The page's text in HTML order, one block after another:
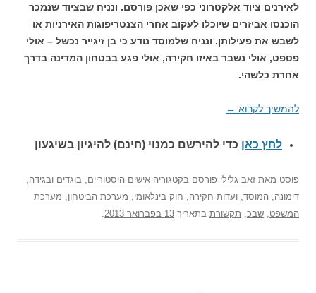
לאירנים ציוד אלקטרוני כפי שאכן פורסם. ונניח שבציוד שנמכר
הוכנסו אביזרים שיוכלו לעקוב אחרי הצנטריפוגות האירניות או
לשבש את פעילותן. ונניח שלמוסד נודע כי בן זיגייר נכשל – אולי
פטפט, אולי נשבר באיזו חקירה, אולי פגע בבטחון המדינה בדרך
אחרת כלשהי.
להמשיך לקרוא←
לחץ כאן כדי להירשם כ מנוי (חינם) להיגיון בשיגעון
פוסטמאתזאב גליליפורסם בקטגוריהאישים היסטוריים,בוגדים ובגידה,
דימונה,המוסד,ועדות חקירה,חוק בינלאומי,מערכת הביטחון,מערכת
המשפט,שבכ,תקשורתבתאריך13 בפברואר 2013 .